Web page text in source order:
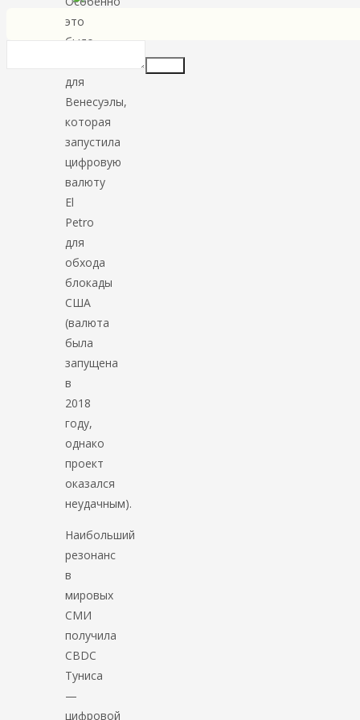
это
было
для
Венесуэлы,
которая
запустила
цифровую
валюту
El
Petro
для
обхода
блокады
США
(валюта
была
запущена
в
2018
году,
однако
проект
оказался
неудачным).
Наибольший
резонанс
в
мировых
СМИ
получила
CBDC
Туниса
—
цифровой